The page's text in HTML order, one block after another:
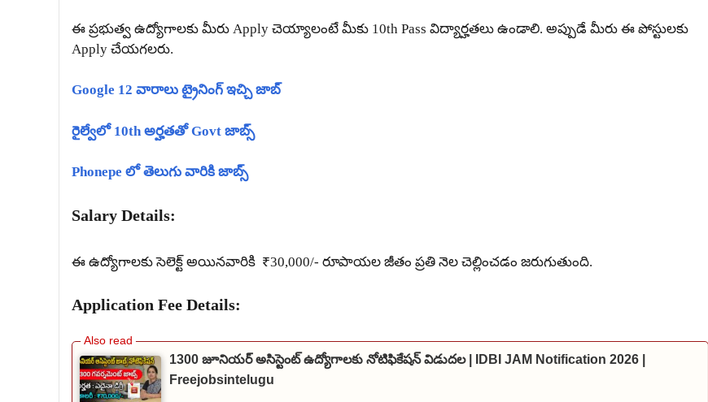
ఈ ప్రభుత్వ ఉద్యోగాలకు మీరు Apply చెయ్యాలంటే మీకు 10th Pass విద్యార్హతలు ఉండాలి. అప్పుడే మీరు ఈ పోస్టులకు
Apply చేయగలరు.
Google 12 వారాలు ట్రైనింగ్ ఇచ్చి జాబ్
రైల్వేలో 10th అర్హతతో Govt జాబ్స్
Phonepe లో తెలుగు వారికి జాబ్స్
Salary Details:
ఈ ఉద్యోగాలకు సెలెక్ట్ అయినవారికి ₹30,000/- రూపాయల జీతం ప్రతి నెల చెల్లించడం జరుగుతుంది.
Application Fee Details:
1300 జూనియర్ అసిస్టెంట్ ఉద్యోగాలకు నోటిఫికేషన్ విడుదల | IDBI JAM Notification 2026 |
Freejobsintelugu